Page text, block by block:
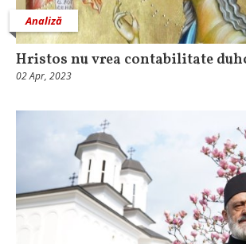
Analiză
Hristos nu vrea contabilitate
02 Apr, 2023